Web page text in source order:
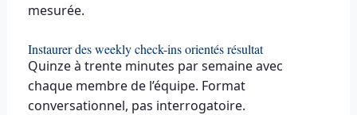
mesurée.
Instaurer des weekly check-ins orientés résultat
Quinze à trente minutes par semaine avec
chaque membre de l’équipe. Format
conversationnel, pas interrogatoire.